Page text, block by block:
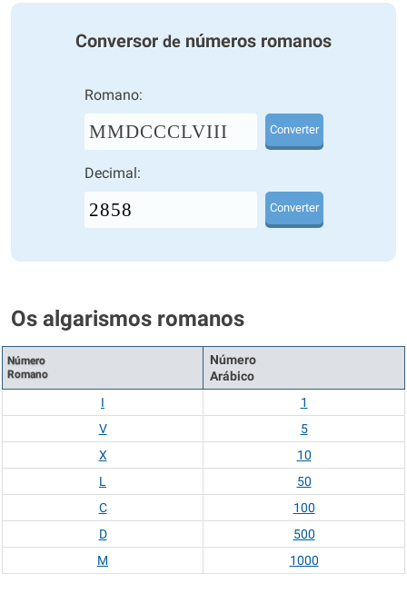
Conversor de números romanos
Romano:
MMDCCCLVIII Converter
Decimal:
Converter
Os algarismos romanos
Número
Romano
Número
Arábico
I
1
V
5
X
10
L
50
C
100
D
500
M
1000